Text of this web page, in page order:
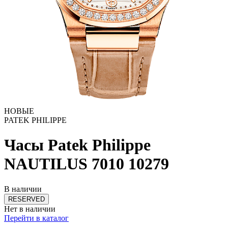
НОВЫЕ
PATEK PHILIPPE
Часы Patek Philippe
NAUTILUS 7010 10279
В наличии
RESERVED
Нет в наличии
Перейти в каталог